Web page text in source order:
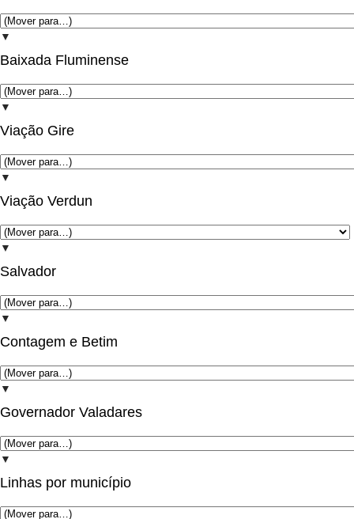
▼
Baixada Fluminense
▼
Viação Gire
▼
Viação Verdun
▼
Salvador
▼
Contagem e Betim
▼
Governador Valadares
▼
Linhas por município